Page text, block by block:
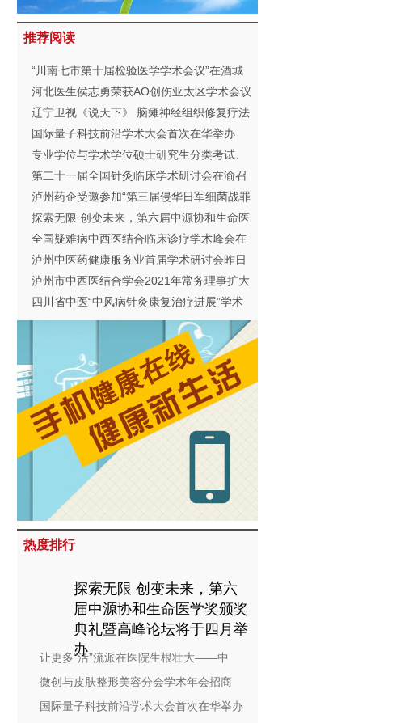
推荐阅读
“川南七市第十届检验医学学术会议”在酒城
泸州举行
河北医生侯志勇荣获AO创伤亚太区学术会议
最高奖
辽宁卫视《说天下》 脑瘫神经组织修复疗法
临床科研与诊疗学术报
国际量子科技前沿学术大会首次在华举办
专业学位与学术学位硕士研究生分类考试、
招生与培养
第二十一届全国针灸临床学术研讨会在渝召
开
泸州药企受邀参加“第三届侵华日军细菌战罪
行学术研讨会”
探索无限 创变未来，第六届中源协和生命医
学奖颁奖典礼暨高峰论坛将于四月举办
全国疑难病中西医结合临床诊疗学术峰会在
京举行
泸州中医药健康服务业首届学术研讨会昨日
举行
泸州市中西医结合学会2021年常务理事扩大
会暨脑心同治专委会学术会古蔺召开
四川省中医“中风病针灸康复治疗进展”学术
会在泸州市中医医院召
热度排行
探索无限 创变未来，第六
届中源协和生命医学奖颁奖
典礼暨高峰论坛将于四月举
办
让更多“活”流派在医院生根壮大——中
微创与皮肤整形美容分会学术年会招商
国际量子科技前沿学术大会首次在华举办